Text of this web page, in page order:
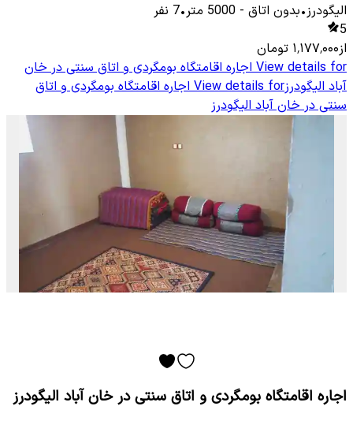
الیگودرز•بدون اتاق -
5000 متر•
7 نفر
5
از۱٬۱۷۷٬۰۰۰ تومان
View details for اجاره اقامتگاه بومگردی و اتاق سنتی در خان
آباد الیگودرزView details for اجاره اقامتگاه بومگردی و اتاق
سنتی در خان آباد الیگودرز
اجاره اقامتگاه بومگردی و اتاق سنتی در خان آباد الیگودرز